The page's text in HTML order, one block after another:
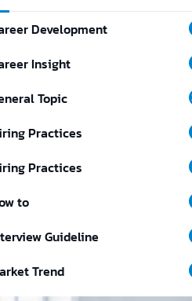
Development
Insight
Topic
Practices
Practices
to
Guideline
Trend